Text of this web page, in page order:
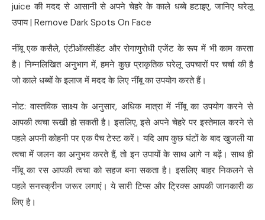
juice की मदद से आसानी से अपने चेहरे के काले धब्बे हटाइए, जानिए घरेलू
उपाय | Remove Dark Spots On Face
नींबू एक कसैले, एंटीऑक्सीडेंट और रोगाणुरोधी एजेंट के रूप में भी काम करता
है। निम्नलिखित अनुभाग में, हमने कुछ प्राकृतिक घरेलू उपचारों पर चर्चा की है
जो काले धब्बों के इलाज में मदद के लिए नींबू का उपयोग करते हैं।
नोट: वास्तविक साक्ष्य के अनुसार, अधिक मात्रा में नींबू का उपयोग करने से
आपकी त्वचा रूखी हो सकती है। इसलिए, इसे अपने चेहरे पर इस्तेमाल करने से
पहले अपनी कोहनी पर एक पैच टेस्ट करें। यदि आप कुछ घंटों के बाद खुजली या
त्वचा में जलन का अनुभव करते हैं, तो इन उपायों के साथ आगे न बढ़ें। साथ ही
नींबू का रस आपकी त्वचा को सहज बना सकता है। इसलिए बाहर निकलने से
पहले सनस्क्रीन जरूर लगाएं। ये सारी टिप्स और ट्रिक्स आपकी जानकारी क
लिए है।